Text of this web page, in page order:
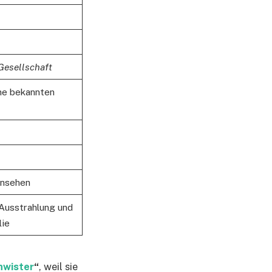
bekannten
und
“, weil sie